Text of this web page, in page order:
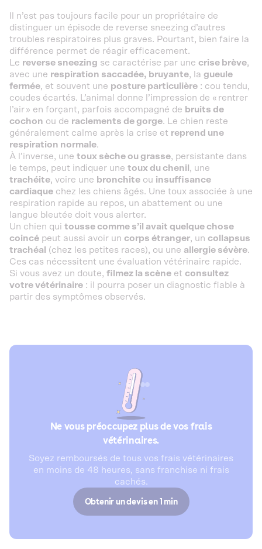
Il n’est pas toujours facile pour un propriétaire de
distinguer un épisode de reverse sneezing d’autres
troubles respiratoires plus graves. Pourtant, bien faire la
différence permet de réagir efficacement.
Le reverse sneezing se caractérise par une crise brève,
avec une respiration saccadée, bruyante, la gueule
fermée, et souvent une posture particulière : cou tendu,
coudes écartés. L’animal donne l’impression de « rentrer
l’air » en forçant, parfois accompagné de bruits de
cochon ou de raclements de gorge. Le chien reste
généralement calme après la crise et reprend une
respiration normale.
À l’inverse, une toux sèche ou grasse, persistante dans
le temps, peut indiquer une toux du chenil, une
trachéite, voire une bronchite ou insuffisance
cardiaque chez les chiens âgés. Une toux associée à une
respiration rapide au repos, un abattement ou une
langue bleutée doit vous alerter.
Un chien qui tousse comme s’il avait quelque chose
coincé peut aussi avoir un corps étranger, un collapsus
trachéal (chez les petites races), ou une allergie sévère.
Ces cas nécessitent une évaluation vétérinaire rapide.
Si vous avez un doute, filmez la scène et consultez
votre vétérinaire : il pourra poser un diagnostic fiable à
partir des symptômes observés.
Ne vous préoccupez plus de vos frais
vétérinaires.
Soyez remboursés de tous vos frais vétérinaires
en moins de 48 heures, sans franchise ni frais
cachés.
Obtenir un devis en 1 min